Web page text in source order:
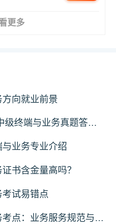
更多
向就业前景
2026年通信工程师中级终端与业务真题答案解析（考后更新）
业务专业介绍
书含金量高吗？
试易错点
通信中级终端与业务考点：业务服务规范与合规